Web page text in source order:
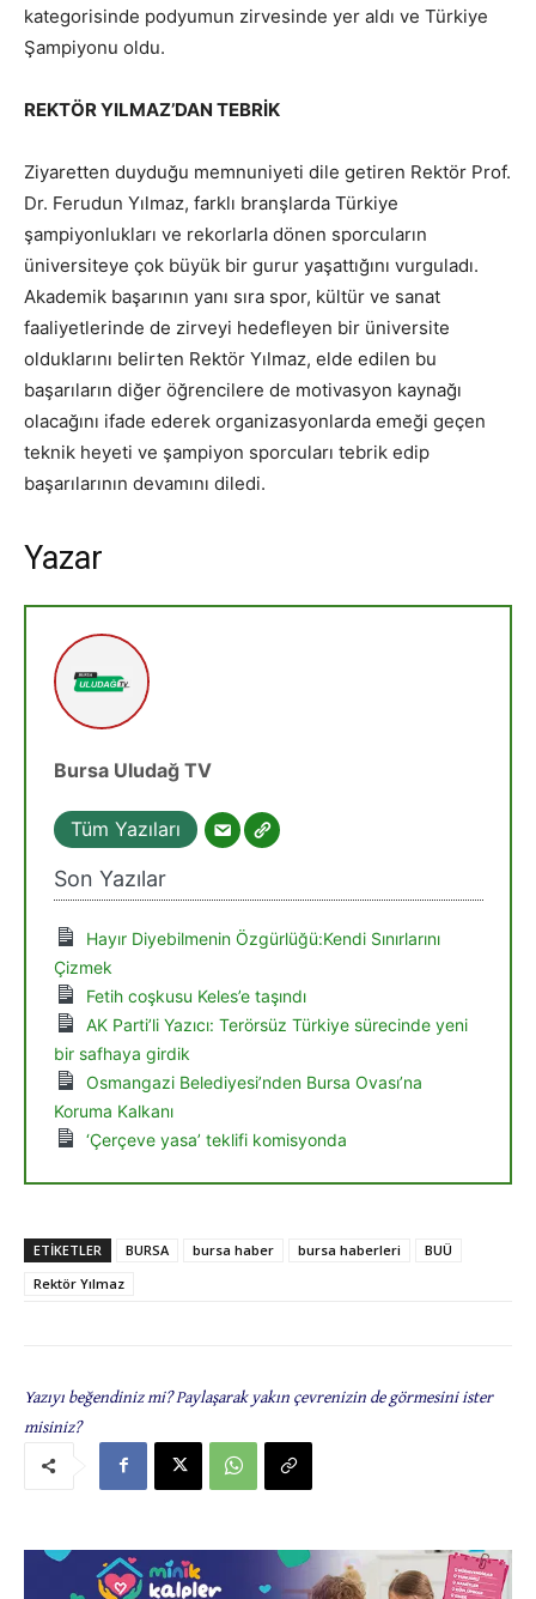
kategorisinde podyumun zirvesinde yer aldı ve Türkiye
Şampiyonu oldu.
REKTÖR YILMAZ’DAN TEBRİK
Ziyaretten duyduğu memnuniyeti dile getiren Rektör Prof.
Dr. Ferudun Yılmaz, farklı branşlarda Türkiye
şampiyonlukları ve rekorlarla dönen sporcuların
üniversiteye çok büyük bir gurur yaşattığını vurguladı.
Akademik başarının yanı sıra spor, kültür ve sanat
faaliyetlerinde de zirveyi hedefleyen bir üniversite
olduklarını belirten Rektör Yılmaz, elde edilen bu
başarıların diğer öğrencilere de motivasyon kaynağı
olacağını ifade ederek organizasyonlarda emeği geçen
teknik heyeti ve şampiyon sporcuları tebrik edip
başarılarının devamını diledi.
Yazar
Bursa Uludağ TV
Tüm Yazıları
Son Yazılar
Hayır Diyebilmenin Özgürlüğü:Kendi Sınırlarını
Çizmek
Fetih coşkusu Keles’e taşındı
AK Parti’li Yazıcı: Terörsüz Türkiye sürecinde yeni
bir safhaya girdik
Osmangazi Belediyesi’nden Bursa Ovası’na
Koruma Kalkanı
‘Çerçeve yasa’ teklifi komisyonda
ETIKETLER BURSA bursa haber bursa haberleri
BUÜ
Rektör Yılmaz
Yazıyı beğendiniz mi? Paylaşarak yakın çevrenizin de görmesini ister
misiniz?